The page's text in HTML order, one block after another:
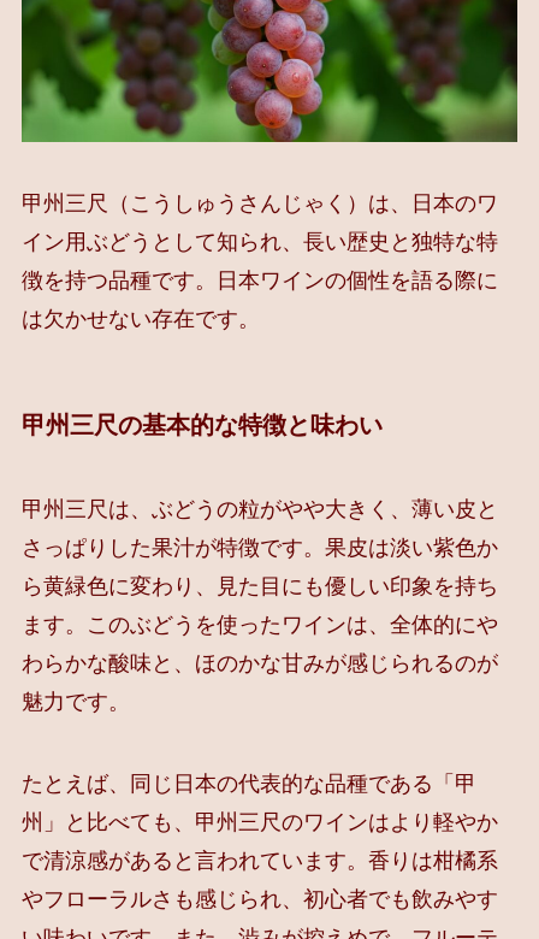
甲州三尺（こうしゅうさんじゃく）は、日本のワ
イン用ぶどうとして知られ、長い歴史と独特な特
徴を持つ品種です。日本ワインの個性を語る際に
は欠かせない存在です。
甲州三尺の基本的な特徴と味わい
甲州三尺は、ぶどうの粒がやや大きく、薄い皮と
さっぱりした果汁が特徴です。果皮は淡い紫色か
ら黄緑色に変わり、見た目にも優しい印象を持ち
ます。このぶどうを使ったワインは、全体的にや
わらかな酸味と、ほのかな甘みが感じられるのが
魅力です。
たとえば、同じ日本の代表的な品種である「甲
州」と比べても、甲州三尺のワインはより軽やか
で清涼感があると言われています。香りは柑橘系
やフローラルさも感じられ、初心者でも飲みやす